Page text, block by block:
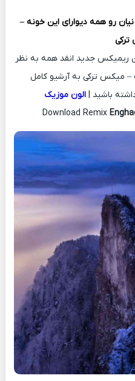
رو همه دیوارای این خونه –
ریمیکس جدید انقد همه به نظر
– میکس ترکی به آرشیو کامل
باشید | الون موزیک
Download Remix